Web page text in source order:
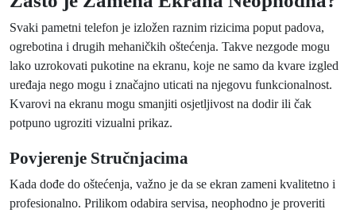
Svaki pametni telefon je izložen raznim rizicima poput padova,
ogrebotina i drugih mehaničkih oštećenja. Takve nezgode mogu
lako uzrokovati pukotine na ekranu, koje ne samo da kvare izgled
uređaja nego mogu i značajno uticati na njegovu funkcionalnost.
Kvarovi na ekranu mogu smanjiti osjetljivost na dodir ili čak
potpuno ugroziti vizualni prikaz.
Povjerenje Stručnjacima
Kada dođe do oštećenja, važno je da se ekran zameni kvalitetno i
profesionalno. Prilikom odabira servisa, neophodno je proveriti